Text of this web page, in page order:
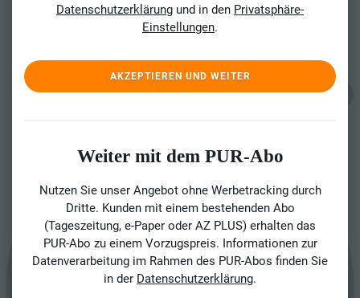
Datenschutzerklärung und in den Privatsphäre-
Einstellungen.
AKZEPTIEREN UND WEITER
Weiter mit dem PUR-Abo
Nutzen Sie unser Angebot ohne Werbetracking durch
Dritte. Kunden mit einem bestehenden Abo
(Tageszeitung, e-Paper oder AZ PLUS) erhalten das
PUR-Abo zu einem Vorzugspreis. Informationen zur
Datenverarbeitung im Rahmen des PUR-Abos finden Sie
in der Datenschutzerklärung.